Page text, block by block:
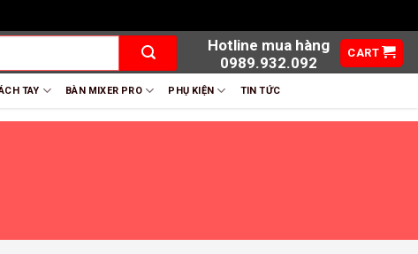
Hotline mua hàng
0989.932.092
CART
TAY BÀN MIXER PRO PHỤ KIỆN TIN TỨC